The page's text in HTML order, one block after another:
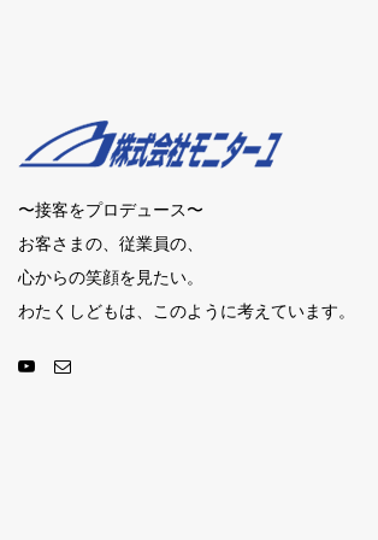
〜接客をプロデュース〜
お客さまの、従業員の、
心からの笑顔を見たい。
わたくしどもは、このように考えています。